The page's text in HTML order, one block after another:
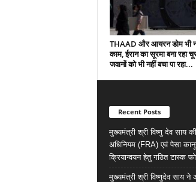
THAAD और आयरन डोम भी
काम, ईरान का सूरमा बना रहा
जवानों को भी नहीं बचा पा रहा...
Recent Posts
मुख्यमंत्री श्री विष्णु देव साय
अधिनियम (FRA) एवं पेसा
क्रियान्वयन हेतु गठित टास्क
मुख्यमंत्री श्री विष्णुदेव साय ने